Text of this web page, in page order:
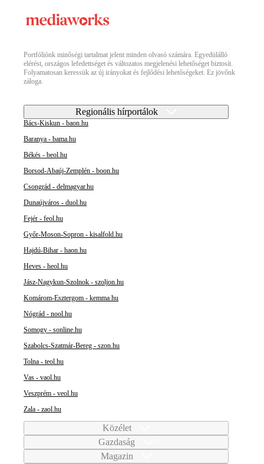
Portfóliónk minőségi tartalmat jelent minden olvasó számára. Egyedülálló
elérést, országos lefedettséget és változatos megjelenési lehetőséget biztosít.
Folyamatosan keressük az új irányokat és fejlődési lehetőségeket. Ez jövőnk
záloga.
Regionális hírportálok
Bács-Kiskun - baon.hu
Baranya - bama.hu
Békés - beol.hu
Borsod-Abaúj-Zemplén - boon.hu
Csongrád - delmagyar.hu
Dunaújváros - duol.hu
Fejér - feol.hu
Győr-Moson-Sopron - kisalfold.hu
Hajdú-Bihar - haon.hu
Heves - heol.hu
Jász-Nagykun-Szolnok - szoljon.hu
Komárom-Esztergom - kemma.hu
Nógrád - nool.hu
Somogy - sonline.hu
Szabolcs-Szatmár-Bereg - szon.hu
Tolna - teol.hu
Vas - vaol.hu
Veszprém - veol.hu
Zala - zaol.hu
Közélet
Gazdaság
Magazin